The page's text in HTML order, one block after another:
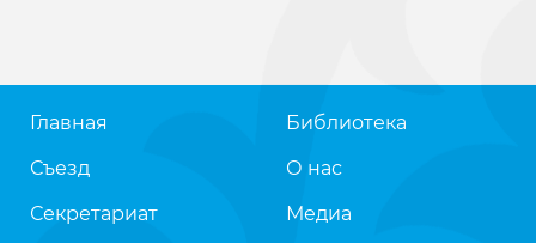
Главная
Съезд
Секретариат
Библиотека
О нас
Медиа